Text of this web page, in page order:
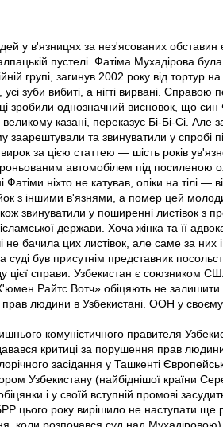
у в'язницях за нез'ясованих
пустелі. Фатіма Мухадірова
групі, загинув 2002 року від
усі зуби вибиті, а нігті вирвані.
зробили однозначний висновок, що
казані, переказує Бі-Бі-Сі. Але
заарештували та звинуватили у спробі
за цією статтею — шість років
автомобілем під посиленою
ніхто не катував, опіки на тілі —
з іншими в'язнями, а помер цей
звинуватили у поширеннi листівок з
держави. Хоча жінка та її
не бачила цих листівок, але саме за них
суді був присутнім представник
цієї справи. Узбекистан є союзником
Райтс Вотч» обіцяють не залишити
людини в Узбекистані. ООН у своєму
комуністичного правителя
критиці за порушення прав
засідання у Ташкенті
Узбекистану (найбіднішої країни
і у своїй вступній промові
цього року вирішило не наступати ще
коли розпочався суд над Мухадіровою)